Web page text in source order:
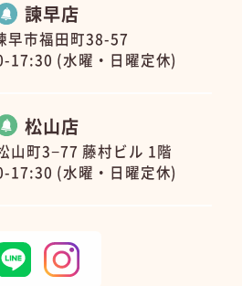
諫早店
早市福田町38-57
17:30 (水曜・日曜定休)
松山店
山町3−77 藤村ビル 1階
17:30 (水曜・日曜定休)